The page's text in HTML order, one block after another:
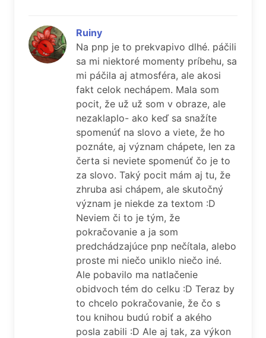
Ruiny
Na pnp je to prekvapivo dlhé. páčili
sa mi niektoré momenty príbehu, sa
mi páčila aj atmosféra, ale akosi
fakt celok nechápem. Mala som
pocit, že už už som v obraze, ale
nezaklaplo- ako keď sa snažíte
spomenúť na slovo a viete, že ho
poznáte, aj význam chápete, len za
čerta si neviete spomenúť čo je to
za slovo. Taký pocit mám aj tu, že
zhruba asi chápem, ale skutočný
význam je niekde za textom :D
Neviem či to je tým, že
pokračovanie a ja som
predchádzajúce pnp nečítala, alebo
proste mi niečo uniklo niečo iné.
Ale pobavilo ma natlačenie
obidvoch tém do celku :D Teraz by
to chcelo pokračovanie, že čo s
tou knihou budú robiť a akého
posla zabili :D Ale aj tak, za výkon